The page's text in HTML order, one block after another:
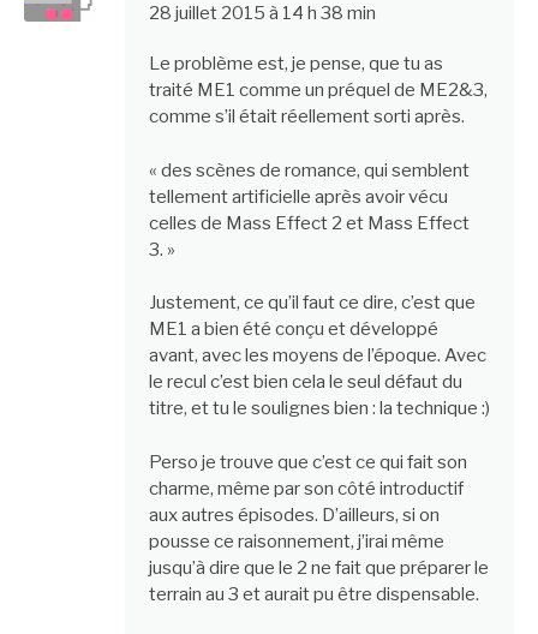
28 juillet 2015 à 14 h 38 min
Le problème est, je pense, que tu as
traité ME1 comme un préquel de ME2&3,
comme s’il était réellement sorti après.
« des scènes de romance, qui semblent
tellement artificielle après avoir vécu
celles de Mass Effect 2 et Mass Effect
3. »
Justement, ce qu’il faut ce dire, c’est que
ME1 a bien été conçu et développé
avant, avec les moyens de l’époque. Avec
le recul c’est bien cela le seul défaut du
titre, et tu le soulignes bien : la technique :)
Perso je trouve que c’est ce qui fait son
charme, même par son côté introductif
aux autres épisodes. D’ailleurs, si on
pousse ce raisonnement, j’irai même
jusqu’à dire que le 2 ne fait que préparer le
terrain au 3 et aurait pu être dispensable.